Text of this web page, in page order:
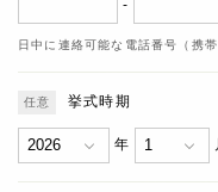
-
日中に連絡可能な電話番号（携
挙式時期
年